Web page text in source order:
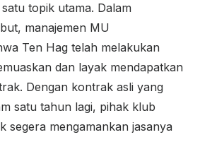
topik utama. Dalam
manajemen MU
Ten Hag telah melakukan
dan layak mendapatkan
Dengan kontrak asli yang
satu tahun lagi, pihak klub
segera mengamankan jasanya